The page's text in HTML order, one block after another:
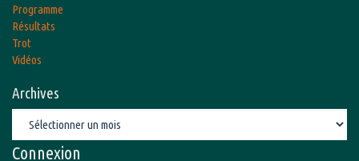
Programme
Résultats
Trot
Vidéos
Archives
Connexion